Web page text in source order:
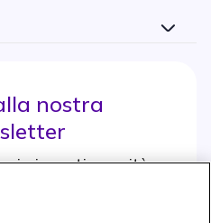
nostra
sconti e novità